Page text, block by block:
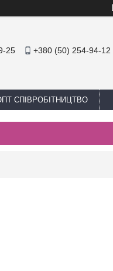
25 +380 (50) 254-94-12
СПІВРОБІТНИЦТВО